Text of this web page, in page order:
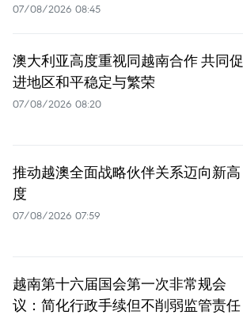
07/08/2026 08:45
澳大利亚高度重视同越南合作 共同促
进地区和平稳定与繁荣
07/08/2026 08:20
推动越澳全面战略伙伴关系迈向新高
度
07/08/2026 07:59
越南第十六届国会第一次非常规会
议：简化行政手续但不削弱监管责任